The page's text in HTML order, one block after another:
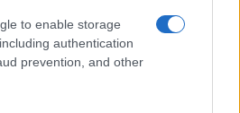
to enable storage
authentication
prevention, and other